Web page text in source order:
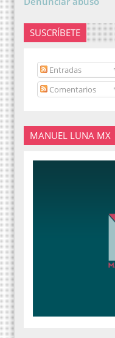
SUSCRÍBETE
Entradas
Comentarios
MANUEL LUNA MX